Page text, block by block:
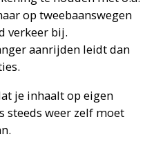
op tweebaanswegen
verkeer bij.
aanrijden leidt dan
je inhaalt op eigen
steeds weer zelf moet